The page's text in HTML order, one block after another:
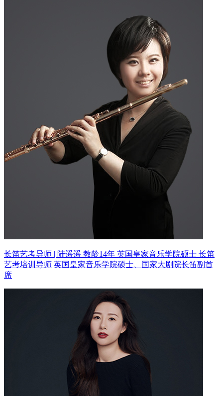
长笛艺考导师 | 陆遥遥 教龄14年 英国皇家音乐学院硕士 长笛
艺考培训导师 英国皇家音乐学院硕士、国家大剧院长笛副首
席